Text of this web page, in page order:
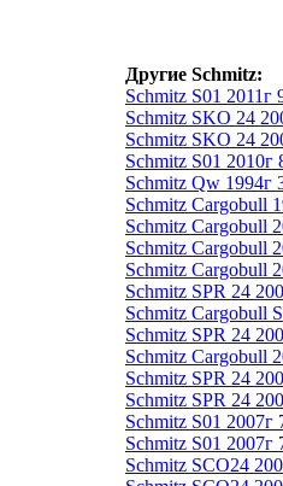
Другие Schmitz:
Schmitz S01 2011г
Schmitz SKO 24
Schmitz SKO 24
Schmitz S01 2010г
Schmitz Qw 1994г
Schmitz Cargobull
Schmitz Cargobull
Schmitz Cargobull
Schmitz Cargobull
Schmitz SPR 24
Schmitz Cargobull
Schmitz SPR 24
Schmitz Cargobull
Schmitz SPR 24
Schmitz SPR 24
Schmitz S01 2007г
Schmitz S01 2007г
Schmitz SCO24